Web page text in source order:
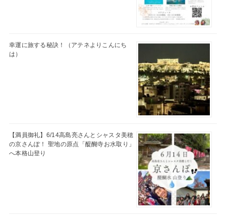
幸運に旅する秘訣！（アテネよりこんにち
は）
【満員御礼】6/14高島亮さんとシャスタ美穂
の京さんぽ！ 聖地の原点「醍醐寺お水取り」
へ本格山登り